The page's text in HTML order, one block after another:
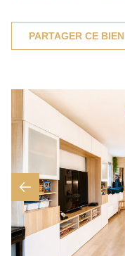
PARTAGER CE BIEN